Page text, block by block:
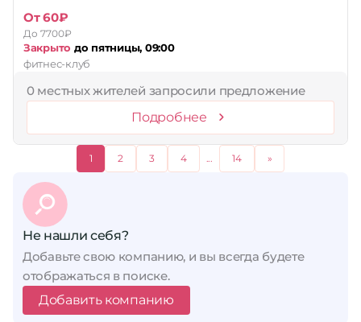
От 60₽
До 7700₽
Закрыто до пятницы, 09:00
фитнес-клуб
0 местных жителей запросили предложение
Подробнее
1 2 3 4 ... 14 »
Не нашли себя?
Добавьте свою компанию, и вы всегда будете
отображаться в поиске.
Добавить компанию